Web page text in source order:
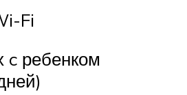
Fi
c ребенком